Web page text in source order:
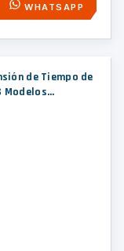
WHATSAPP
de Tiempo de
Modelos